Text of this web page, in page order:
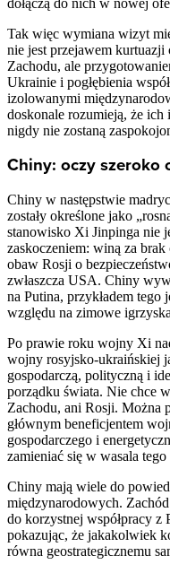
Tak więc wymiana wizyt
nie jest przejawem
Zachodu, ale
Ukrainie i pogłębienia
izolowanymi
doskonale rozumieją, że
nigdy nie zostaną
Chiny: oczy szeroko
Chiny w następstwie
zostały określone jako
stanowisko Xi Jinpinga nie
zaskoczeniem: winą za
obaw Rosji o
zwłaszcza USA. Chiny
na Putina, przykładem tego
względu na zimowe
Po prawie roku wojny Xi
wojny rosyjsko-ukraińskiej
gospodarczą, polityczną i
porządku świata. Nie chce
Zachodu, ani Rosji. Można
głównym beneficjentem
gospodarczego i
zamieniać się w wasala tego
Chiny mają wiele do
międzynarodowych.
do korzystnej współpracy z
pokazując, że jakakolwiek
równa geostrategicznemu